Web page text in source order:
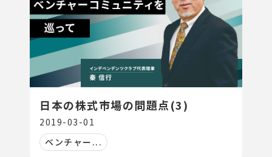
日本の株式市場の問題点(3)
2019-03-01
ベンチャー...